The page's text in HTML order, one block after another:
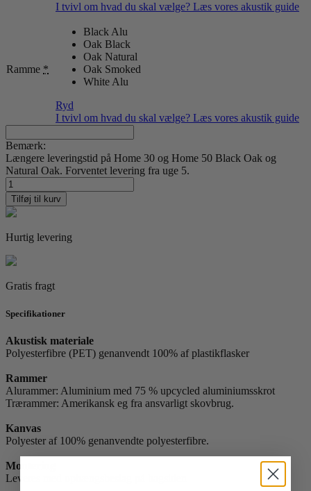
I tvivl om hvad du skal vælge? Læs vores akustik guide
Ramme *
Black Alu
Oak Black
Oak Natural
Oak Smoked
White Alu
Ryd
I tvivl om hvad du skal vælge? Læs vores akustik guide
Bemærk:
Længere leveringstid på Home 30 og Home 50 Black Oak og
Natural Oak. Forventet levering fra uge 5.
Michelle
Carlslund
61
-
Lilac
Lake
antal
Tilføj til kurv
Hurtig levering
Gratis fragt
Specifikationer
Akustisk materiale
Polyesterfibre (PET) genanvendt 100% af plastikflasker
Rammer
Alurammer: Aluminium med 75 % upcycled aluminiumsskrot
Trærammer: Amerikansk eg fra ansvarligt skovbrug.
Kanvas
Polyester af 100% genanvendte polyesterfibre.
Montering
Leveres med ophængsbeslag på bagsiden